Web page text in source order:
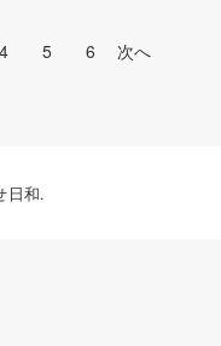
4 5 6 次へ
日和.